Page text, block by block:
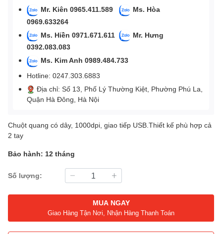
Mr. Kiên 0965.411.589
Ms. Hòa
0969.633264
Ms. Hiền 0971.671.611
Mr. Hưng
0392.083.083
Ms. Kim Anh 0989.484.733
Hotline: 0247.303.6883
Địa chỉ: Số 13, Phố Lý Thường Kiệt, Phường Phú La,
Quận Hà Đông, Hà Nội
Chuột quang có dây, 1000dpi, giao tiếp USB.Thiết kế phù hợp cả
2 tay
Bảo hành: 12 tháng
Số lượng:
MUA NGAY
Giao Hàng Tận Nơi, Nhận Hàng Thanh Toán